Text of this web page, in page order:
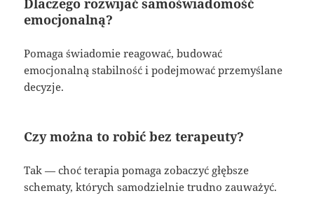
emocjonalną?
Pomaga świadomie reagować, budować
emocjonalną stabilność i podejmować przemyślane
decyzje.
Czy można to robić bez terapeuty?
Tak — choć terapia pomaga zobaczyć głębsze
schematy, których samodzielnie trudno zauważyć.